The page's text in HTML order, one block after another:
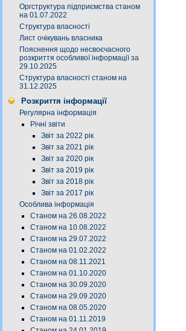
Оргструктура підприємства станом
на 01.07.2022
Структура власності
Лист очікувань власника
Пояснення щодо несвоєчасного
розкриття особливої інформації за
29.10.2025
Структура власності станом на
31.12.2025
Розкриття інформації
Регулярна інформація
Річні звіти
Звіт за 2022 рік
Звіт за 2021 рік
Звіт за 2020 рік
Звіт за 2019 рік
Звіт за 2018 рік
Звіт за 2017 рік
Особлива інформація
Станом на 26.08.2022
Станом на 10.08.2022
Станом на 29.07.2022
Станом на 01.02.2022
Станом на 08.11.2021
Станом на 01.10.2020
Станом на 30.09.2020
Станом на 29.09.2020
Станом на 08.05.2020
Станом на 01.11.2019